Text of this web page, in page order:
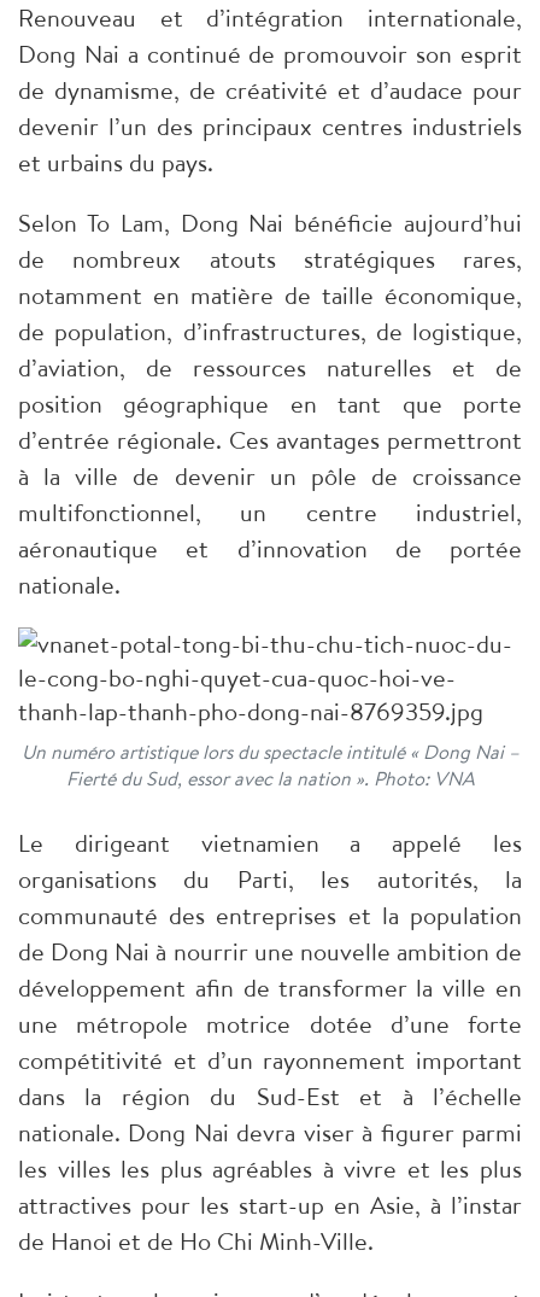
Renouveau et d’intégration internationale,
Dong Nai a continué de promouvoir son esprit
de dynamisme, de créativité et d’audace pour
devenir l’un des principaux centres industriels
et urbains du pays.
Selon To Lam, Dong Nai bénéficie aujourd’hui
de nombreux atouts stratégiques rares,
notamment en matière de taille économique,
de population, d’infrastructures, de logistique,
d’aviation, de ressources naturelles et de
position géographique en tant que porte
d’entrée régionale. Ces avantages permettront
à la ville de devenir un pôle de croissance
multifonctionnel, un centre industriel,
aéronautique et d’innovation de portée
nationale.
Un numéro artistique lors du spectacle intitulé « Dong Nai –
Fierté du Sud, essor avec la nation ». Photo: VNA
Le dirigeant vietnamien a appelé les
organisations du Parti, les autorités, la
communauté des entreprises et la population
de Dong Nai à nourrir une nouvelle ambition de
développement afin de transformer la ville en
une métropole motrice dotée d’une forte
compétitivité et d’un rayonnement important
dans la région du Sud-Est et à l’échelle
nationale. Dong Nai devra viser à figurer parmi
les villes les plus agréables à vivre et les plus
attractives pour les start-up en Asie, à l’instar
de Hanoi et de Ho Chi Minh-Ville.